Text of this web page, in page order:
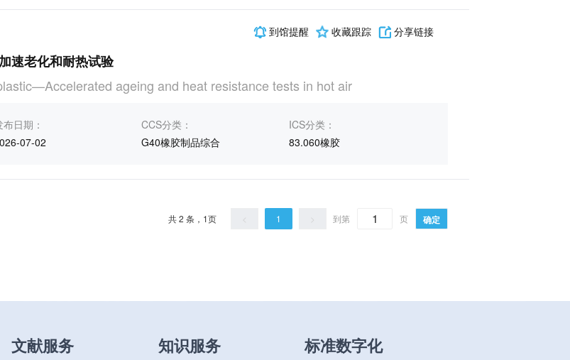
速老化和耐热试验
到馆提醒 收藏跟踪 分享链接
ageing and heat resistance tests in hot air
布日期：
07-02
CCS分类：
G40橡胶制品综合
ICS分类：
83.060橡胶
共 2 条，1页 < 1 > 到第 页 确定
文献服务 知识服务 标准数字化